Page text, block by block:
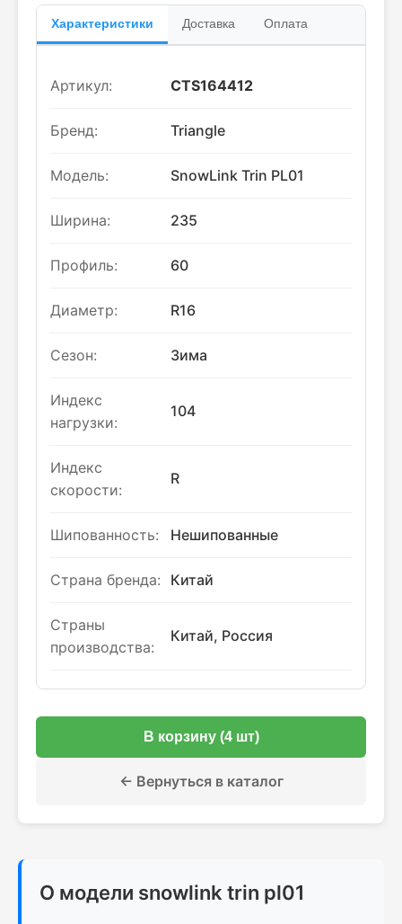
Характеристики Доставка Оплата
Артикул: CTS164412
Бренд: Triangle
Модель: SnowLink Trin PL01
Ширина: 235
Профиль: 60
Диаметр: R16
Сезон: Зима
Индекс
нагрузки:
104
Индекс
скорости:
R
Шипованность: Нешипованные
Страна бренда: Китай
Страны
производства:
Китай, Россия
В корзину (4 шт)
← Вернуться в каталог
О модели snowlink trin pl01